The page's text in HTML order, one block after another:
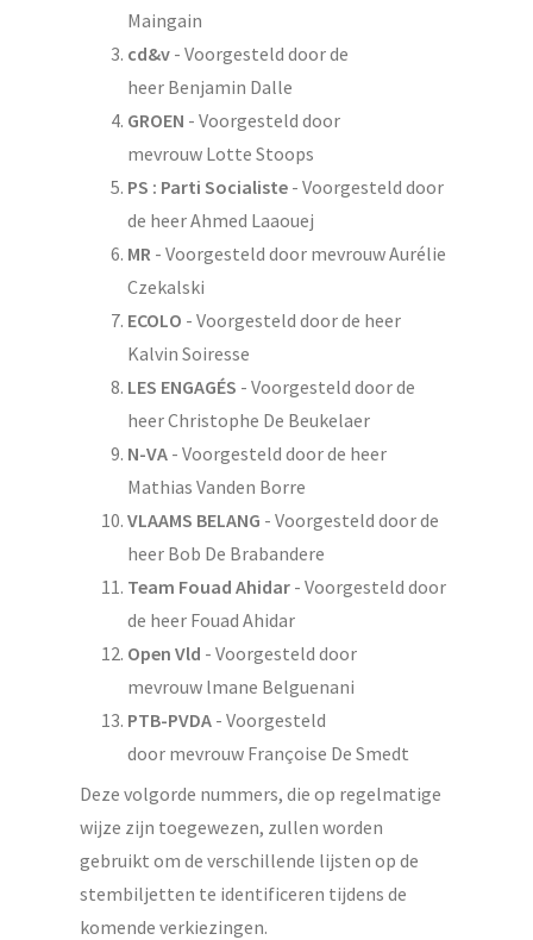
Maingain
cd&v - Voorgesteld door de
heer Benjamin Dalle
GROEN - Voorgesteld door
mevrouw Lotte Stoops
PS : Parti Socialiste- Voorgesteld door
de heer Ahmed Laaouej
MR - Voorgesteld door mevrouw Aurélie
Czekalski
ECOLO - Voorgesteld door de heer
Kalvin Soiresse
LES ENGAGÉS - Voorgesteld door de
heer Christophe De Beukelaer
N-VA- Voorgesteld door de heer
Mathias Vanden Borre
VLAAMS BELANG - Voorgesteld door de
heer Bob De Brabandere
Team Fouad Ahidar - Voorgesteld door
de heer Fouad Ahidar
Open Vld - Voorgesteld door
mevrouw lmane Belguenani
PTB-PVDA - Voorgesteld
door mevrouw Françoise De Smedt
Deze volgorde nummers, die op regelmatige
wijze zijn toegewezen, zullen worden
gebruikt om de verschillende lijsten op de
stembiljetten te identificeren tijdens de
komende verkiezingen.